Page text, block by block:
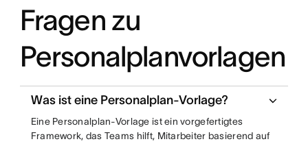
Fragen zu
Personalplanvorlagen
Was ist eine Personalplan-Vorlage?
Eine Personalplan-Vorlage ist ein vorgefertigtes
Framework, das Teams hilft, Mitarbeiter basierend auf